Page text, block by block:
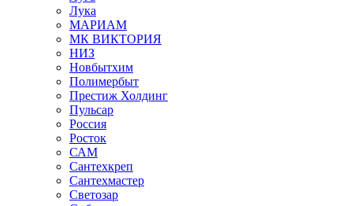
Лука
МАРИАМ
МК ВИКТОРИЯ
НИЗ
Новбытхим
Полимербыт
Престиж Холдинг
Пульсар
Россия
Росток
САМ
Сантехкреп
Сантехмастер
Светозар